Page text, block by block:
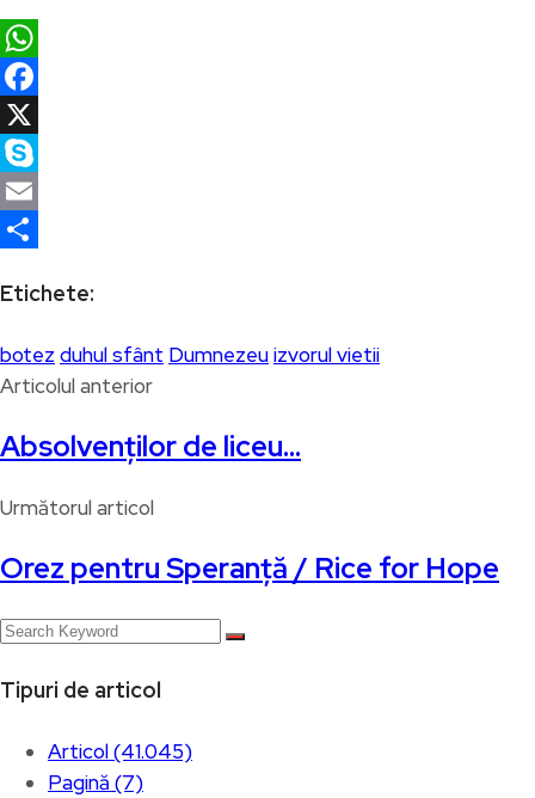
WhatsApp
Facebook
X
Skype
Email
Etichete:
botez duhul sfânt Dumnezeuizvorul vietii
Articolul anterior
Absolvenților de liceu…
Următorul articol
Orez pentru Speranță / Rice for Hope
Tipuri de articol
Articol (41.045)
Pagină (7)